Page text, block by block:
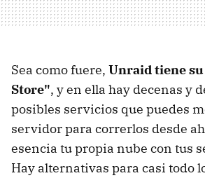
Sea como fuere, Unraid tiene
Store", y en ella hay decenas y
posibles servicios que puedes
servidor para correrlos desde
esencia tu propia nube con tus
Hay alternativas para casi todo